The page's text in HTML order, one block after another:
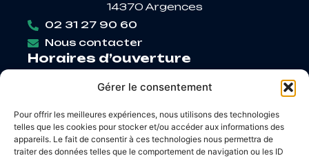
Gérer le consentement
Pour offrir les meilleures expériences, nous utilisons des technologies
telles que les cookies pour stocker et/ou accéder aux informations des
appareils. Le fait de consentir à ces technologies nous permettra de
traiter des données telles que le comportement de navigation ou les ID
14370 Argences
02 31 27 90 60
Nous contacter
Horaires d’ouverture
Mardi: 9h – 12h / 14h – 18h30
Jeudi: 9h – 12h / 14h – 17h
Vendredi: 9h – 12h / 14h – 16h30